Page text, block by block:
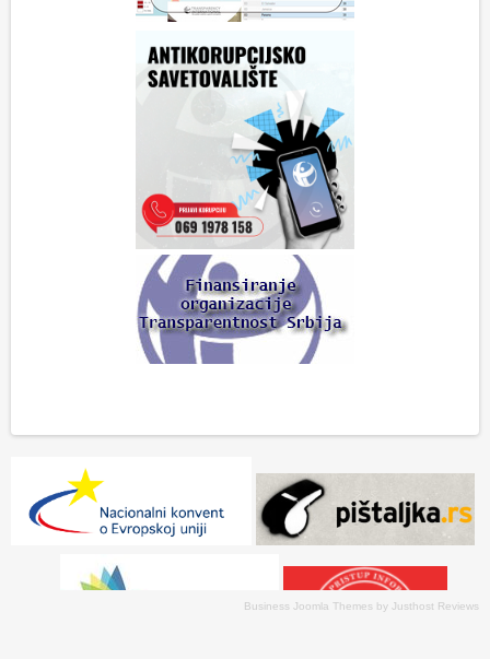
Business Joomla Themes by Justhost Reviews